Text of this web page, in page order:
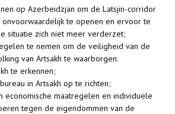
op Azerbeidzjan om de Latsjin-corridor
te openen en ervoor te
situatie zich niet meer verderzet;
te nemen om de veiligheid van de
van Artsakh te waarborgen.
te erkennen;
in Artsakh op te richten;
economische maatregelen en individuele
tegen de eigendommen van de